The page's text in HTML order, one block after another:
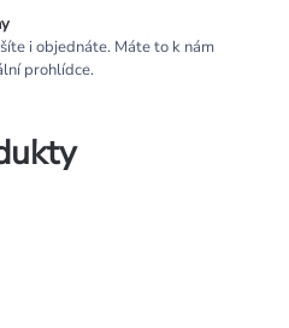
i objednáte. Máte to k nám
prohlídce.